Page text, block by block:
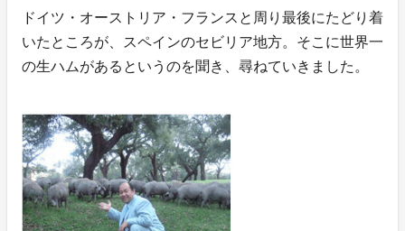
ドイツ・オーストリア・フランスと周り最後にたどり着
いたところが、スペインのセビリア地方。そこに世界一
の生ハムがあるというのを聞き、尋ねていきました。